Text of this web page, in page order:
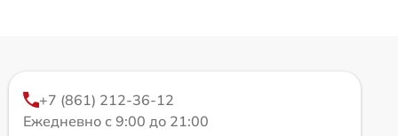
+7 (861) 212-36-12
Ежедневно с 9:00 до 21:00